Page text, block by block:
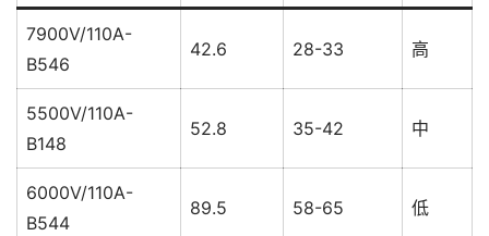
7900V/110A-
B546
42.6 28-33 高
5500V/110A-
B148
52.8 35-42 中
6000V/110A-
B544
89.5 58-65 低